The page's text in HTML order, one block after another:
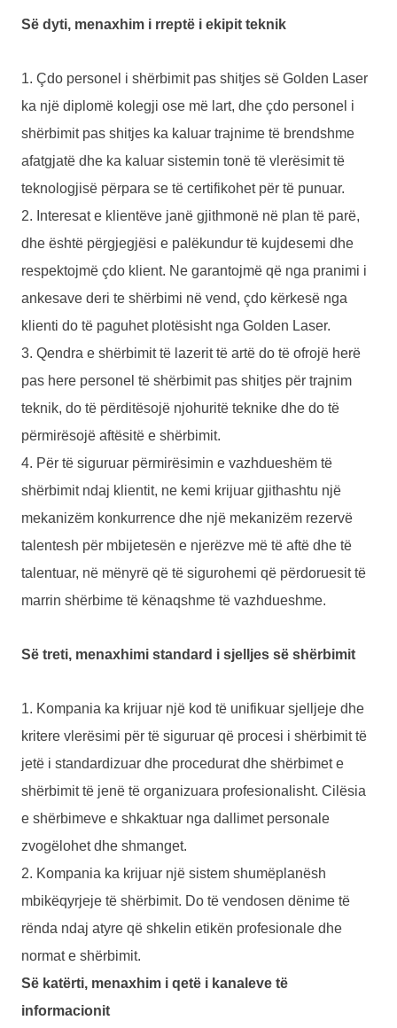
Së dyti, menaxhim i rreptë i ekipit teknik
1. Çdo personel i shërbimit pas shitjes së Golden Laser
ka një diplomë kolegji ose më lart, dhe çdo personel i
shërbimit pas shitjes ka kaluar trajnime të brendshme
afatgjatë dhe ka kaluar sistemin tonë të vlerësimit të
teknologjisë përpara se të certifikohet për të punuar.
2. Interesat e klientëve janë gjithmonë në plan të parë,
dhe është përgjegjësi e palëkundur të kujdesemi dhe
respektojmë çdo klient. Ne garantojmë që nga pranimi i
ankesave deri te shërbimi në vend, çdo kërkesë nga
klienti do të paguhet plotësisht nga Golden Laser.
3. Qendra e shërbimit të lazerit të artë do të ofrojë herë
pas here personel të shërbimit pas shitjes për trajnim
teknik, do të përditësojë njohuritë teknike dhe do të
përmirësojë aftësitë e shërbimit.
4. Për të siguruar përmirësimin e vazhdueshëm të
shërbimit ndaj klientit, ne kemi krijuar gjithashtu një
mekanizëm konkurrence dhe një mekanizëm rezervë
talentesh për mbijetesën e njerëzve më të aftë dhe të
talentuar, në mënyrë që të sigurohemi që përdoruesit të
marrin shërbime të kënaqshme të vazhdueshme.
Së treti, menaxhimi standard i sjelljes së shërbimit
1. Kompania ka krijuar një kod të unifikuar sjelljeje dhe
kritere vlerësimi për të siguruar që procesi i shërbimit të
jetë i standardizuar dhe procedurat dhe shërbimet e
shërbimit të jenë të organizuara profesionalisht. Cilësia
e shërbimeve e shkaktuar nga dallimet personale
zvogëlohet dhe shmanget.
2. Kompania ka krijuar një sistem shumëplanësh
mbikëqyrjeje të shërbimit. Do të vendosen dënime të
rënda ndaj atyre që shkelin etikën profesionale dhe
normat e shërbimit.
Së katërti, menaxhim i qetë i kanaleve të
informacionit